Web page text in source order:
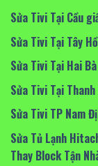
Sửa Tivi Tại Cầu
Sửa Tivi Tại Tây Hồ
Sửa Tivi Tại Hai
Sửa Tivi Tại Thanh
Sửa Tivi TP Nam
Sửa Tủ Lạnh
Thay Block Tận